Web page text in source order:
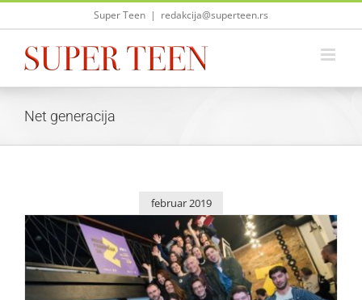
Skip
Super Teen | redakcija@superteen.rs
Net generacija
februar 2019